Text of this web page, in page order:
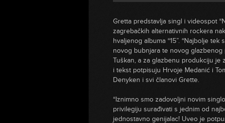
Gretta predstavlja singl i videospot
zagrebačkih alternativnih rockera
hvaljenog albuma “15”. “Najbolje
novog bubnjara te novog
Tuškan, a za glazbenu produkciju je
i tekst potpisuju Hrvoje Medanić i
Denyken i svi članovi Grette.
“Iznimno smo zadovoljni novim
privilegiju surađivati s jednim od
jednostavno genijalac! Uveo je